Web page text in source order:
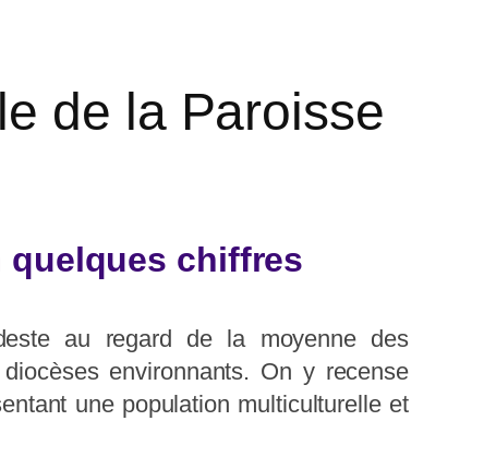
de la Paroisse
chiffres
au regard de la moyenne des
environnants. On y recense
une population multiculturelle et